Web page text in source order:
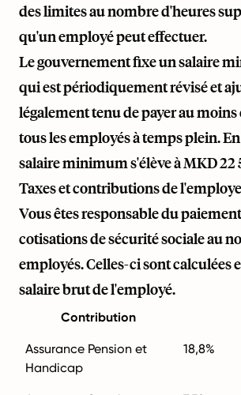
des limites au nombre d'heures
qu'un employé peut effectuer.
Le gouvernement fixe un salaire
qui est périodiquement révisé et
légalement tenu de payer au
tous les employés à temps plein.
salaire minimum s'élève à MKD 22
Taxes et contributions de
Vous êtes responsable du
cotisations de sécurité sociale au
employés. Celles-ci sont calculées
salaire brut de l'employé.
Contribution
Assurance Pension et
Handicap
18,8%